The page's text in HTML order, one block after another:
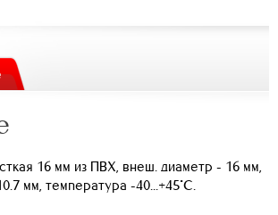
16 мм из ПВХ, внеш. диаметр - 16 мм,
мм, температура -40...+45°С.